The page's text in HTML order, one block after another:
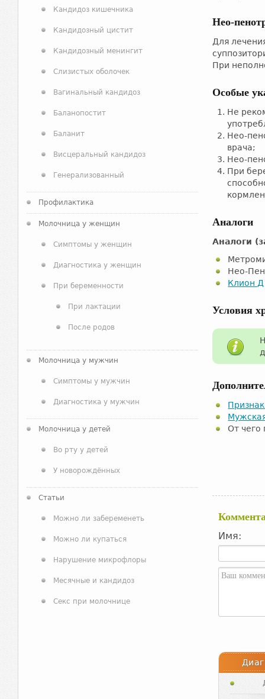
Кандидоз кишечника
Кандидозный цистит
Кандидозный менингит
Слизистых оболочек
Вагинальный кандидоз
Баланопостит
Баланит
Висцеральный кандидоз
Генерализованный
Профилактика
Молочница у женщин
Симптомы у женщин
Диагностика у женщин
При беременности
При лактации
После родов
Молочница у мужчин
Симптомы у мужчин
Диагностика у мужчин
Молочница у детей
Во рту у детей
У новорождённых
Статьи
Можно ли забеременеть
Можно ли купаться
Нарушение микрофлоры
Месячные и кандидоз
Секс при молочнице
Нео-
Для
При
Особые
Не
Нео-
врача;
Нео-
При
Аналоги
Аналоги
Нео-
Клион Д
Условия
От чего
Имя: